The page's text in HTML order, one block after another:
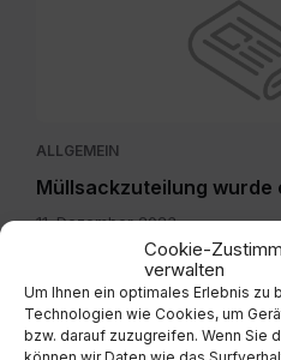
Cookie-
verwalten
Um Ihnen ein optimales Erlebnis zu
Technologien wie Cookies, um
bzw. darauf zuzugreifen. Wenn Sie
können wir Daten wie das
ALLGEMEIN
Müllsackzuteilung wurde
11. Dezember 2023
IMG-
20260804-